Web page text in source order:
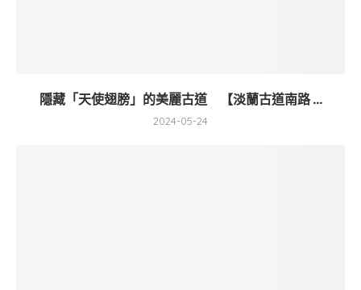
隱藏「天使翅膀」的美麗古道 【淡蘭古道南路 ...
2024-05-24